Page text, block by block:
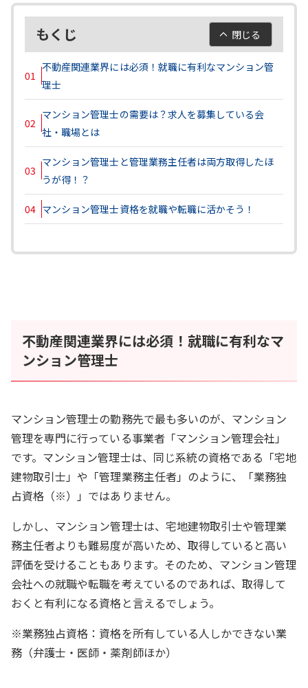
もくじ 閉じる
01
不動産関連業界には必須！就職に有利なマンション管
理士
02
マンション管理士の需要は？求人を募集している会
社・職場とは
03
マンション管理士と管理業務主任者は両方取得したほ
うが得！？
04 マンション管理士資格を就職や転職に活かそう！
不動産関連業界には必須！就職に有利なマ
ンション管理士
マンション管理士の勤務先で最も多いのが、マンション
管理を専門に行っている事業者「マンション管理会社」
です。マンション管理士は、同じ系統の資格である「宅地
建物取引士」や「管理業務主任者」のように、「業務独
占資格（※）」ではありません。
しかし、マンション管理士は、宅地建物取引士や管理業
務主任者よりも難易度が高いため、取得していると高い
評価を受けることもあります。そのため、マンション管理
会社への就職や転職を考えているのであれば、取得して
おくと有利になる資格と言えるでしょう。
※業務独占資格：資格を所有している人しかできない業
務（弁護士・医師・薬剤師ほか）